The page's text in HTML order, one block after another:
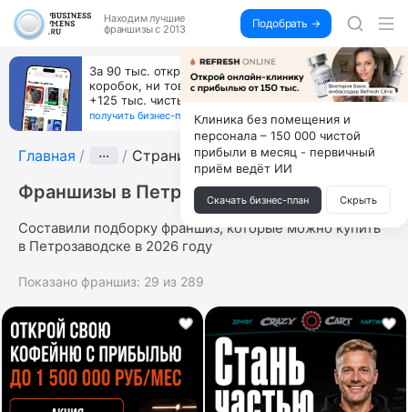
Находим лучшие
франшизы с 2013
Подобрать →
За 90 тыс. открой магазин на Авито, дома ни
коробок, ни товара, ни склада, зато каждый месяц
+125 тыс. чистыми
получить бизнес-план ↓
Главная ··· Страница 4
Франшизы в Петрозаводске
Составили подборку франшиз, которые можно купить
в Петрозаводске в 2026 году
Показано франшиз: 29 из 289
Клиника без помещения и
персонала – 150 000 чистой
прибыли в месяц - первичный
приём ведёт ИИ
Скачать бизнес-план Скрыть